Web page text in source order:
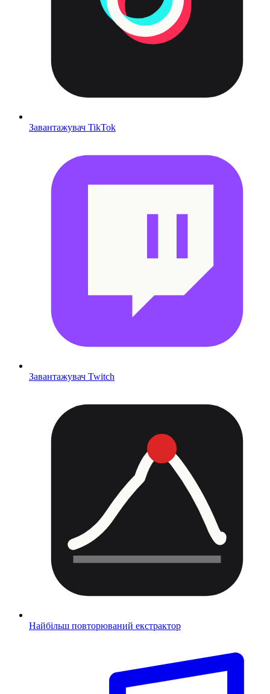
Завантажувач TikTok
Завантажувач Twitch
Найбільш повторюваний екстрактор